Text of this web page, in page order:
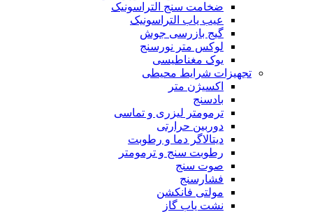
ضخامت سنج التراسونیک
عیب یاب التراسونیک
گیج بازرسی جوش
لوکس متر نورسنج
یوک مغناطیسی
تجهیزات شرایط محیطی
اکسیژن متر
بادسنج
ترمومتر لیزری و تماسی
دوربین حرارتی
دیتالاگر دما و رطوبت
رطوبت سنج و ترمومتر
صوت سنج
فشارسنج
مولتی فانکشن
نشت یاب گاز